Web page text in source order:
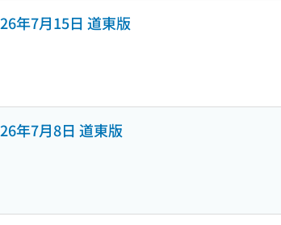
年7月15日 道東版
年7月8日 道東版